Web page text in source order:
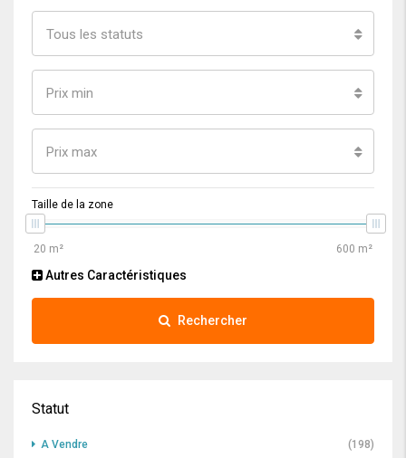
Tous les statuts
Prix min
Prix max
Taille de la zone
Autres Caractéristiques
Rechercher
Statut
A Vendre (198)